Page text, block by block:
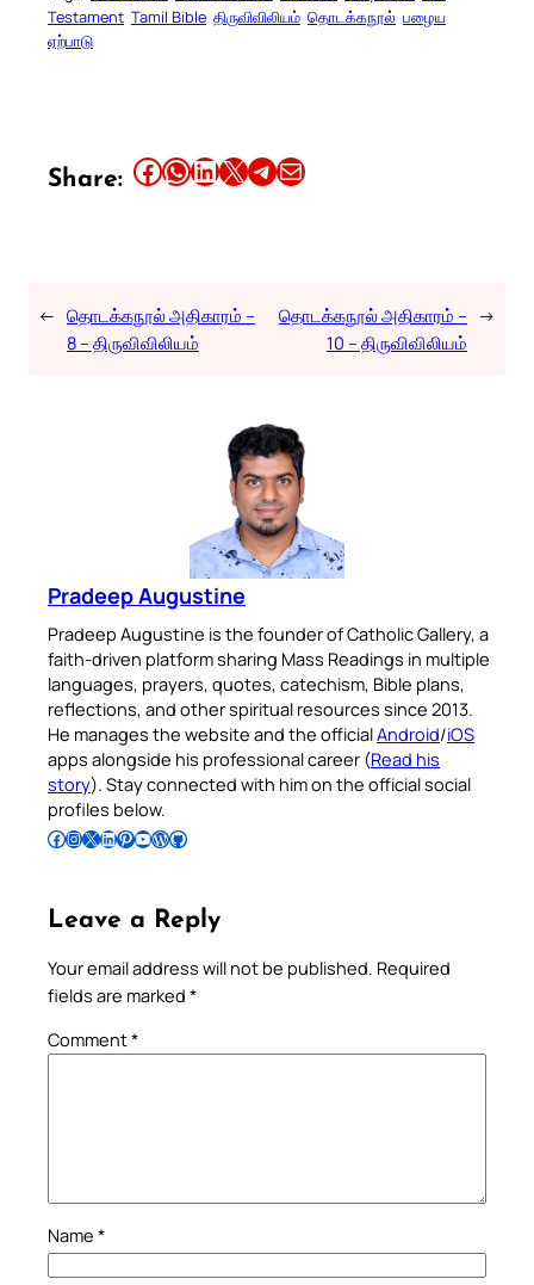
Testament Tamil Bible திருவிவிலியம் தொடக்கநூல் பழைய
ஏற்பாடு
Share: Share this article on Facebook Share this article on WhatsApp Share this article on LinkedIn Share this article on X Share this article on TelegramEmail this Article
← தொடக்கநூல் அதிகாரம் –
8 – திருவிவிலியம்
தொடக்கநூல் அதிகாரம் –
10 – திருவிவிலியம்
→
Pradeep Augustine
Pradeep Augustine is the founder of Catholic Gallery, a
faith-driven platform sharing Mass Readings in multiple
languages, prayers, quotes, catechism, Bible plans,
reflections, and other spiritual resources since 2013.
He manages the website and the officialAndroid/iOS
apps alongside his professional career (Read his
story). Stay connected with him on the official social
profiles below.
Follow Pradeep on Facebook Follow Pradeep on InstagramFollow Pradeep on X Follow Pradeep on LinkedIn Follow Pradeep on Pinterest Subscribe to Pradeep’s Youtube Channel Follow Pradeep on WordPress Follow Pradeep on GitHub
Leave a Reply
Your email address will not be published. Required
fields are marked *
Comment*
Name *